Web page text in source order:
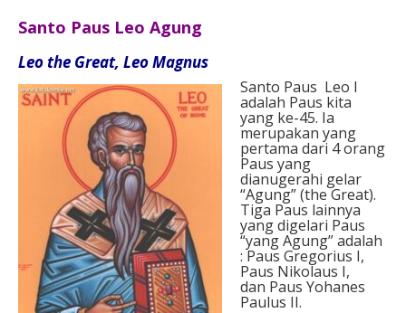
Santo Paus Leo Agung
Leo the Great, Leo Magnus
Santo Paus Leo I
adalah Paus kita
yang ke-45. Ia
merupakan yang
pertama dari 4 orang
Paus yang
dianugerahi gelar
“Agung” (the Great).
Tiga Paus lainnya
yang digelari Paus
“yang Agung” adalah
: Paus Gregorius I,
Paus Nikolaus I,
dan Paus Yohanes
Paulus II.